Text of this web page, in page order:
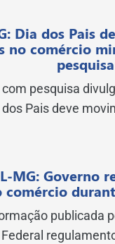
Dia dos Pais
no comércio
pesquisa
dos Pais deve
MG: Governo
publicada